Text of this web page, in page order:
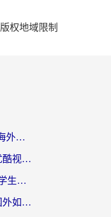
版权地域限制
在香港怎么看cba直播的？海外党体育观赛终极指南：告别版权限制，畅享中文解说
海外党别愁！国外怎么看优酷视频？一招解决追剧、看直播难题
海外可以看b站吗手机？留学生亲测有效的回国加速指南
海外党必看：腾讯视频在国外如何解除地域限制？附优酷咪咕使用指南